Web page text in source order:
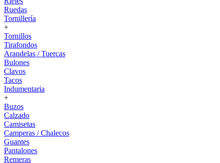
Ruedas
Tornillería
+
Tornillos
Tirafondos
Arandelas / Tuercas
Bulones
Clavos
Tacos
Indumentaria
+
Buzos
Calzado
Camisetas
Camperas / Chalecos
Guantes
Pantalones
Remeras